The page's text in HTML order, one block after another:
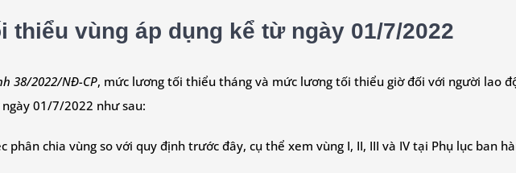
thiểu vùng áp dụng kể từ ngày 01/7/2022
38/2022/NĐ-CP, mức lương tối thiểu tháng và mức lương tối thiểu giờ đối với người lao
01/7/2022 như sau:
phân chia vùng so với quy định trước đây, cụ thể xem vùng I, II, III và IV tại Phụ lục ban